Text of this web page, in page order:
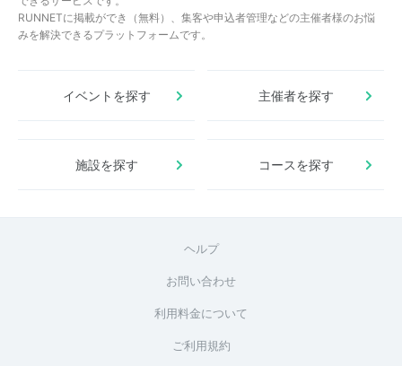
RUNNETに掲載ができ（無料）、集客や申込者管理などの主催者様のお悩
みを解決できるプラットフォームです。
イベントを探す 主催者を探す
施設を探す コースを探す
ヘルプ
お問い合わせ
利用料金について
ご利用規約